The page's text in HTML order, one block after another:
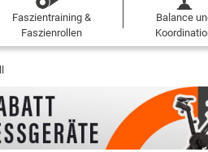
Faszientraining &
Faszienrollen
Balance